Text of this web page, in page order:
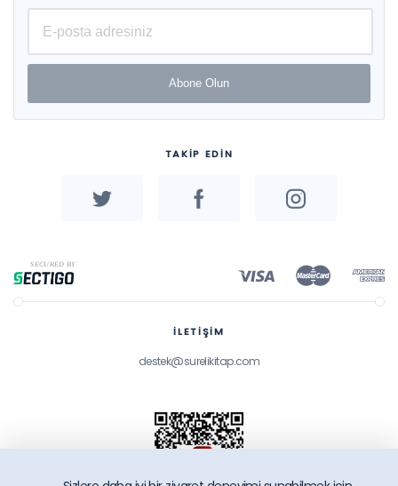
Abone Olun
TAKİP EDİN
İLETİŞİM
destek@surelikitap.com